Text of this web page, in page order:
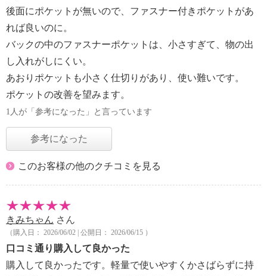
後面にポケットが無いので、ファスナー付きポケットがあ
れば良いのに。
バックの中のファスナーポケットは、小さすぎて、物の出
し入れがしにくい。
あおりポケットも小さく仕切りがあり、使い難いです。
ポケットの改善を望みます。
1人が「参考になった」と言っています
参考になった
このお客様の他のクチコミを見る
きみちゃん さん
（購入日： 2026/06/02 | 公開日： 2026/06/15 ）
口コミ通り購入して良かった
購入して良かったです。軽量で使いやすくかさばらずに持